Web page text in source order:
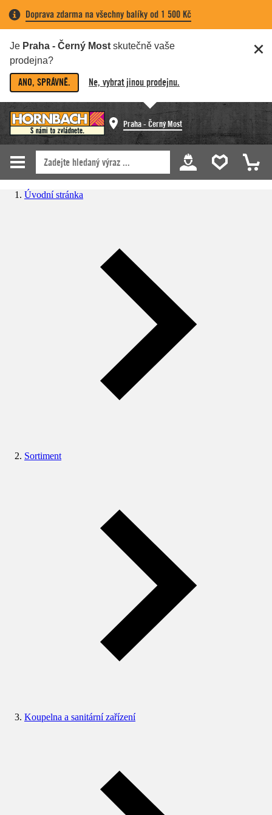
Doprava zdarma na všechny balíky od 1 500 Kč
Je Praha - Černý Most skutečně vaše
prodejna?
ANO, SPRÁVNĚ. Ne, vybrat jinou prodejnu.
Praha - Černý Most
Úvodní stránka
Sortiment
Koupelna a sanitární zařízení